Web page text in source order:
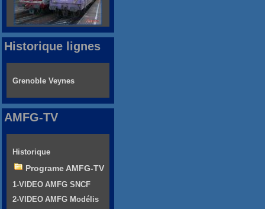
Historique lignes
Grenoble Veynes
AMFG-TV
Historique
Programe AMFG-TV
1-VIDEO AMFG SNCF
2-VIDEO AMFG Modélis